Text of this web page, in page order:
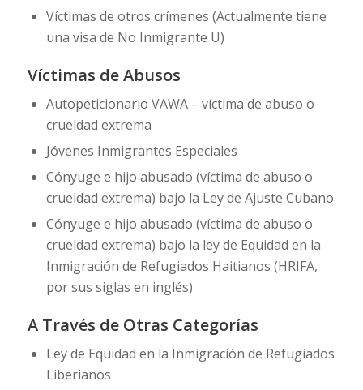
Víctimas de otros crímenes (Actualmente tiene
una visa de No Inmigrante U)
Víctimas de Abusos
Autopeticionario VAWA – víctima de abuso o
crueldad extrema
Jóvenes Inmigrantes Especiales
Cónyuge e hijo abusado (víctima de abuso o
crueldad extrema) bajo la Ley de Ajuste Cubano
Cónyuge e hijo abusado (víctima de abuso o
crueldad extrema) bajo la ley de Equidad en la
Inmigración de Refugiados Haitianos (HRIFA,
por sus siglas en inglés)
A Través de Otras Categorías
Ley de Equidad en la Inmigración de Refugiados
Liberianos